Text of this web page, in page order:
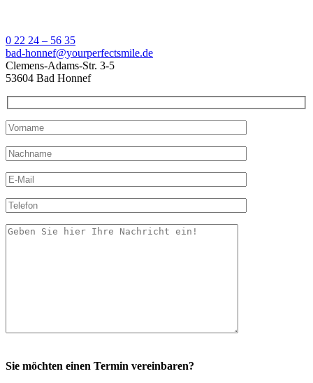
0 22 24 – 56 35
bad-honnef@yourperfectsmile.de
Clemens-Adams-Str. 3-5
53604 Bad Honnef
Sie möchten einen Termin vereinbaren?